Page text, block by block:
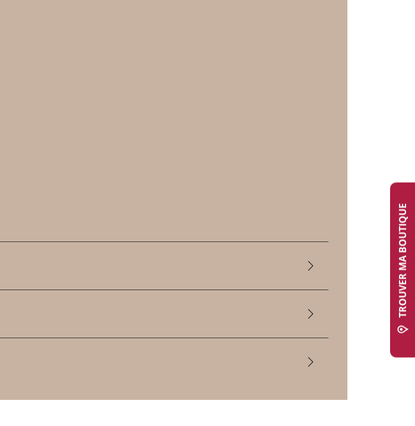
TROUVER MA BOUTIQUE